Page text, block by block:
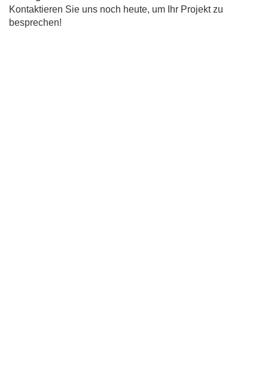
Kontaktieren Sie uns noch heute, um Ihr Projekt zu
besprechen!